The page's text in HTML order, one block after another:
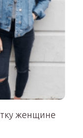
женщине